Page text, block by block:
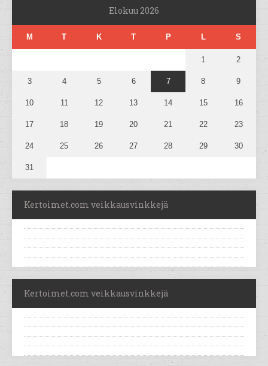
Elokuu 2026
M T K T P L S
1 2
3 4 5 6 7 8 9
10 11 12 13 14 15 16
17 18 19 20 21 22 23
24 25 26 27 28 29 30
31
Kertoimet.com veikkausvinkkejä
Kertoimet.com veikkausvinkkejä